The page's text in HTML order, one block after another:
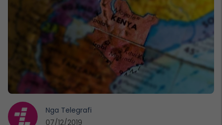
Nga Telegrafi
07/12/2019